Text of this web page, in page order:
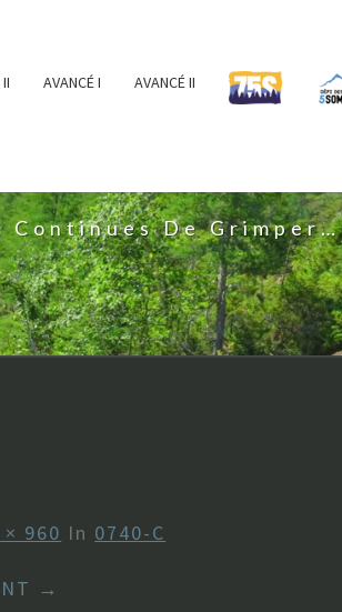
AVANCÉ I AVANCÉ II
Continues De Grimper…
960 In 0740-C
→